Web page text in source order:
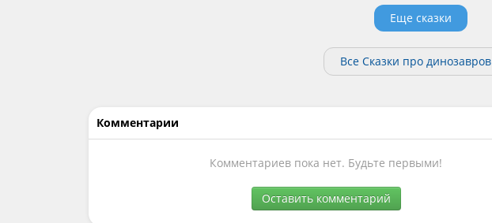
Еще сказки
Все Сказки про динозавров
Комментарии
Комментариев пока нет. Будьте первыми!
Оставить комментарий